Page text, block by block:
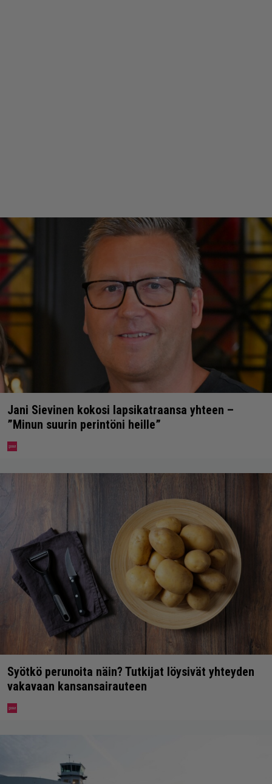
Jani Sievinen kokosi lapsikatraansa yhteen –
”Minun suurin perintöni heille”
Syötkö perunoita näin? Tutkijat löysivät yhteyden
vakavaan kansansairauteen